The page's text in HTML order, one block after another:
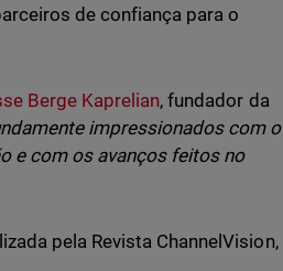
de confiança para o
Berge Kaprelian, fundador da
impressionados com o
e com os avanços feitos no
pela Revista ChannelVision,